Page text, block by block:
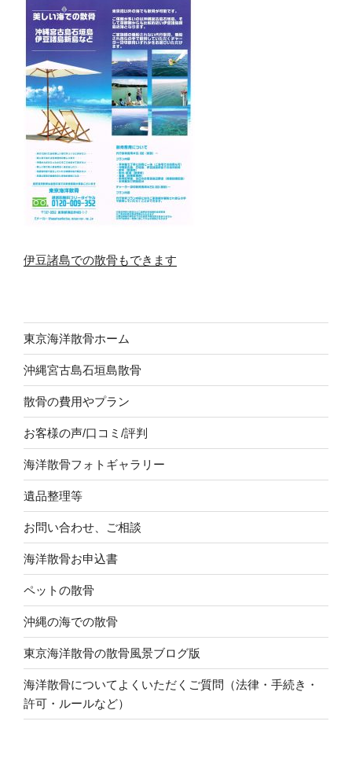
伊豆諸島での散骨もできます
東京海洋散骨ホーム
沖縄宮古島石垣島散骨
散骨の費用やプラン
お客様の声/口コミ/評判
海洋散骨フォトギャラリー
遺品整理等
お問い合わせ、ご相談
海洋散骨お申込書
ペットの散骨
沖縄の海での散骨
東京海洋散骨の散骨風景ブログ版
海洋散骨についてよくいただくご質問（法律・手続き・
許可・ルールなど）